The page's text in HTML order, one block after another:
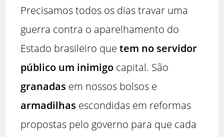
Precisamos todos os dias travar uma
guerra contra o aparelhamento do
Estado brasileiro quetem no servidor
público um inimigo capital. São
granadas em nossos bolsos e
armadilhas escondidas em reformas
propostas pelo governo para que cada